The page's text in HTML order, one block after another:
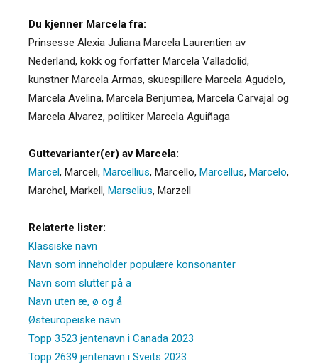
Du kjenner Marcela fra:
Prinsesse Alexia Juliana Marcela Laurentien av
Nederland, kokk og forfatter Marcela Valladolid,
kunstner Marcela Armas, skuespillere Marcela Agudelo,
Marcela Avelina, Marcela Benjumea, Marcela Carvajal og
Marcela Alvarez, politiker Marcela Aguiñaga
Guttevarianter(er) av Marcela:
Marcel, Marceli, Marcellius, Marcello, Marcellus, Marcelo,
Marchel, Markell, Marselius, Marzell
Relaterte lister:
Klassiske navn
Navn som inneholder populære konsonanter
Navn som slutter på a
Navn uten æ, ø og å
Østeuropeiske navn
Topp 3523 jentenavn i Canada 2023
Topp 2639 jentenavn i Sveits 2023